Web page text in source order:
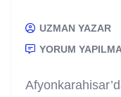
UZMAN YAZAR
YORUM